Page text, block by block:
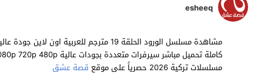
esheeq
مسلسلات تركية 2026 حصرياً على موقع
قصة عشق